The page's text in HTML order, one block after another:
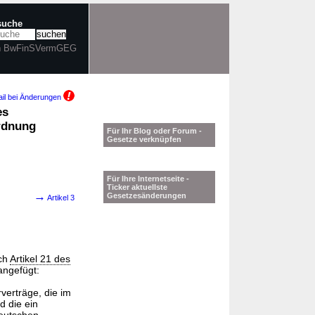
BwFinSVermGEG
bei Änderungen
→ Artikel 3
Artikel 21 des
die im
die ein
Für Ihr Blog oder Forum -
Gesetze verknüpfen
Für Ihre Internetseite -
Ticker aktuellste
Gesetzesänderungen